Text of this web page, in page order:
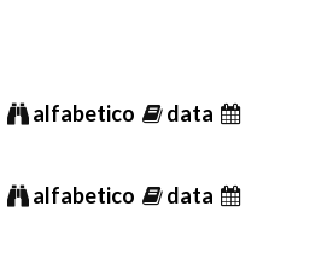
alfabetico data
alfabetico data